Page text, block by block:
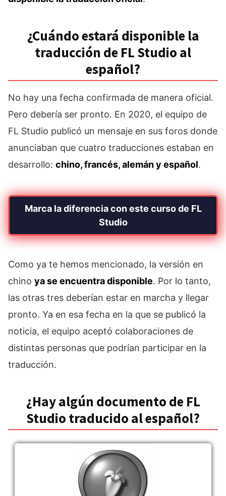
¿Cuándo estará disponible la
traducción de FL Studio al
español?
No hay una fecha confirmada de manera oficial.
Pero debería ser pronto. En 2020, el equipo de
FL Studio publicó un mensaje en sus foros donde
anunciaban que cuatro traducciones estaban en
desarrollo: chino, francés, alemán y español.
Marca la diferencia con este curso de FL
Studio
Como ya te hemos mencionado, la versión en
chino ya se encuentra disponible. Por lo tanto,
las otras tres deberían estar en marcha y llegar
pronto. Ya en esa fecha en la que se publicó la
noticia, el equipo aceptó colaboraciones de
distintas personas que podrían participar en la
traducción.
¿Hay algún documento de FL
Studio traducido al español?